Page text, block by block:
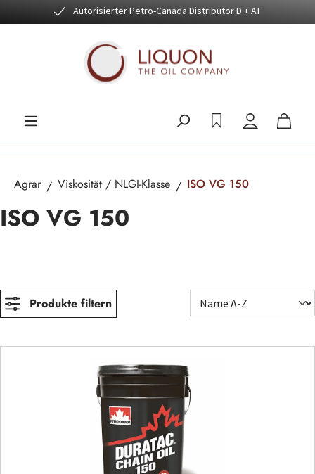
Zum Hauptinhalt springenAutorisierter Petro-Canada Distributor D + AT
Agrar Viskosität / NLGI-Klasse ISO VG 150
ISO VG 150
Produkte filtern